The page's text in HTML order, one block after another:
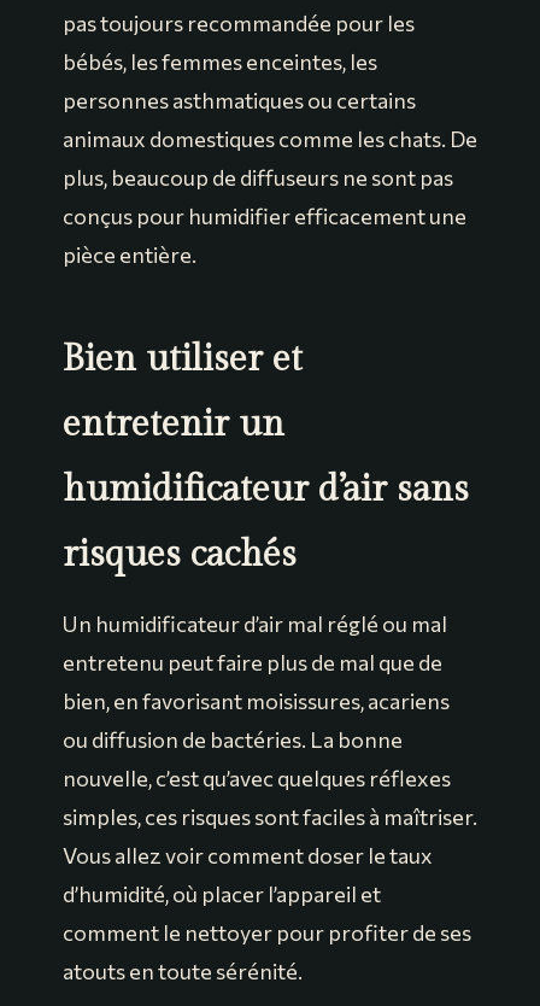
pas toujours recommandée pour les
bébés, les femmes enceintes, les
personnes asthmatiques ou certains
animaux domestiques comme les chats. De
plus, beaucoup de diffuseurs ne sont pas
conçus pour humidifier efficacement une
pièce entière.
Bien utiliser et
entretenir un
humidificateur d’air sans
risques cachés
Un humidificateur d’air mal réglé ou mal
entretenu peut faire plus de mal que de
bien, en favorisant moisissures, acariens
ou diffusion de bactéries. La bonne
nouvelle, c’est qu’avec quelques réflexes
simples, ces risques sont faciles à maîtriser.
Vous allez voir comment doser le taux
d’humidité, où placer l’appareil et
comment le nettoyer pour profiter de ses
atouts en toute sérénité.